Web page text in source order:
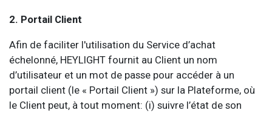
2. Portail Client
Afin de faciliter l'utilisation du Service d’achat
échelonné, HEYLIGHT fournit au Client un nom
d’utilisateur et un mot de passe pour accéder à un
portail client (le « Portail Client ») sur la Plateforme, où
le Client peut, à tout moment: (i) suivre l’état de son